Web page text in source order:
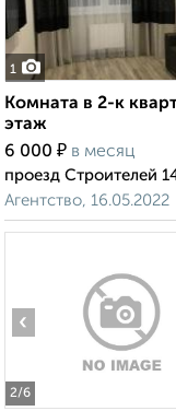
1
Комната в 2-к
этаж
6 000 ₽ в месяц
проезд Строителей
Агентство, 16.05.2022
2/6
‹